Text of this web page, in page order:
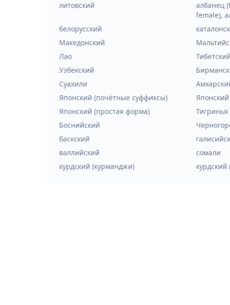
литовский
албанец
female),
белорусский
Македонский
Лао
Тибетский
Узбекский
Суахили
Японский (почётные суффиксы)
Японский (простая форма)
Тигринья
Боснийский
баскский
валлийский
сомали
курдский (курманджи)
курдский